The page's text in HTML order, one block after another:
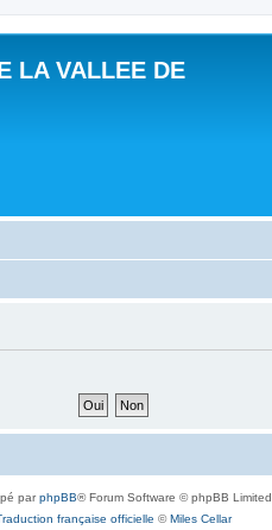
LA VALLEE DE
parphpBB® Forum Software © phpBB Limited
française officielle ©Miles Cellar